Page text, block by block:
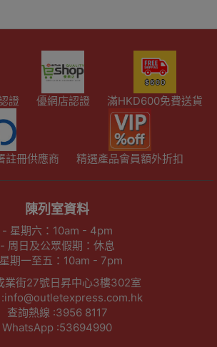
證 優網店認證 滿HKD600免費送貨
註冊供應商 精選產品會員額外折扣
陳列室資料
- 星期六：10am - 4pm
- 周日及公眾假期：休息
期一至五：10am - 7pm
業街27號日昇中心3樓302室
:info@outletexpress.com.hk
查詢熱線 :3956 8117
WhatsApp :53694990